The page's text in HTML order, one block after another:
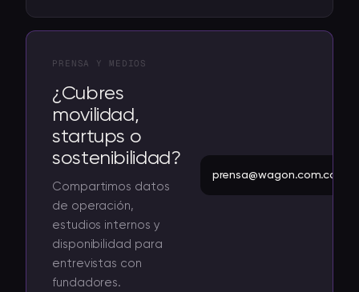
PRENSA Y MEDIOS
¿Cubres
movilidad,
startups o
sostenibilidad?
Compartimos datos
de operación,
estudios internos y
disponibilidad para
entrevistas con
fundadores.
prensa@wagon.com.co